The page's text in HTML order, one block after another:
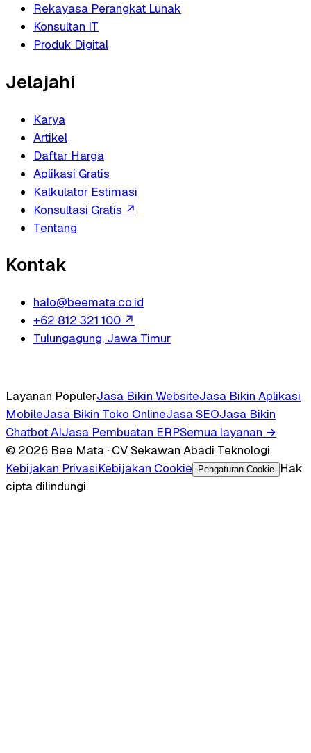
Rekayasa Perangkat Lunak
Konsultan IT
Produk Digital
Jelajahi
Karya
Artikel
Daftar Harga
Aplikasi Gratis
Kalkulator Estimasi
Konsultasi Gratis ↗
Tentang
Kontak
halo@beemata.co.id
+62 812 321 100 ↗
Tulungagung, Jawa Timur
Layanan PopulerJasa Bikin WebsiteJasa Bikin Aplikasi
MobileJasa Bikin Toko OnlineJasa SEOJasa Bikin
Chatbot AIJasa Pembuatan ERPSemua layanan →
© 2026 Bee Mata · CV Sekawan Abadi Teknologi
Kebijakan PrivasiKebijakan Cookie Pengaturan Cookie
Hak
cipta dilindungi.